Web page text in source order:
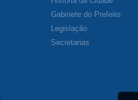
Gabinete do Prefeito
Legislação
Secretarias